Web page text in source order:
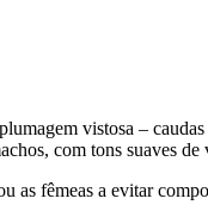
vistosa –
com tons suaves
as fêmeas a evitar